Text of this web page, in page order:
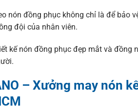
nón đồng phục không chỉ là để bảo
đội của nhân viên.
kế nón đồng phục đẹp mắt và đồng
– Xưởng may nón